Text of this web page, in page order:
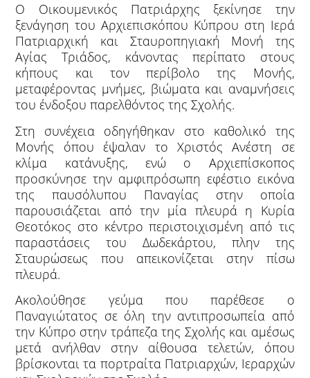
Ο Οικουμενικός Πατριάρχης ξεκίνησε την
ξενάγηση του Αρχιεπισκόπου Κύπρου στη Ιερά
Πατριαρχική και Σταυροπηγιακή Μονή της
Αγίας Τριάδος, κάνοντας περίπατο στους
κήπους και τον περίβολο της Μονής,
μεταφέροντας μνήμες, βιώματα και αναμνήσεις
του ένδοξου παρελθόντος της Σχολής.
Στη συνέχεια οδηγήθηκαν στο καθολικό της
Μονής όπου έψαλαν το Χριστός Ανέστη σε
κλίμα κατάνυξης, ενώ ο Αρχιεπίσκοπος
προσκύνησε την αμφιπρόσωπη εφέστιο εικόνα
της παυσόλυπου Παναγίας στην οποία
παρουσιάζεται από την μία πλευρά η Κυρία
Θεοτόκος στο κέντρο περιστοιχισμένη από τις
παραστάσεις του Δωδεκάρτου, πλην της
Σταυρώσεως που απεικονίζεται στην πίσω
πλευρά.
Ακολούθησε γεύμα που παρέθεσε ο
Παναγιώτατος σε όλη την αντιπροσωπεία από
την Κύπρο στην τράπεζα της Σχολής και αμέσως
μετά ανήλθαν στην αίθουσα τελετών, όπου
βρίσκονται τα πορτραίτα Πατριαρχών, Ιεραρχών